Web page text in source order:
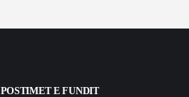
POSTIMET E FUNDIT